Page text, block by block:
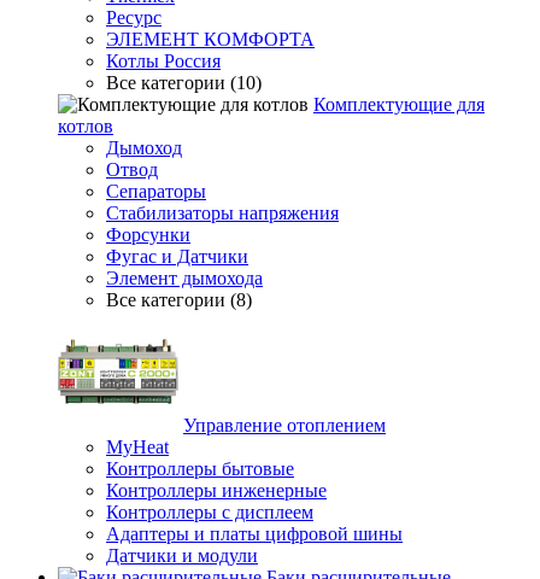
Ресурс
ЭЛЕМЕНТ КОМФОРТА
Котлы Россия
Все категории (10)
Комплектующие для
котлов
Дымоход
Отвод
Сепараторы
Стабилизаторы напряжения
Форсунки
Фугас и Датчики
Элемент дымохода
Все категории (8)
Управление отоплением
MyHeat
Контроллеры бытовые
Контроллеры инженерные
Контроллеры с дисплеем
Адаптеры и платы цифровой шины
Датчики и модули